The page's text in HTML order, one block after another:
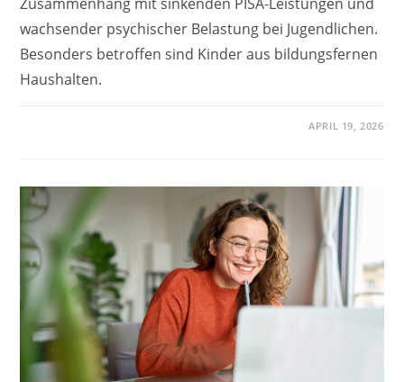
wachsender psychischer Belastung bei Jugendlichen.
Besonders betroffen sind Kinder aus bildungsfernen
Haushalten.
APRIL 19, 2026